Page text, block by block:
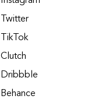
Twitter
TikTok
Clutch
Dribbble
Behance